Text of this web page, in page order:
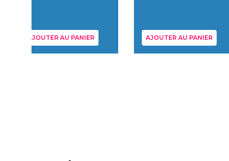
AJOUTER AU PANIER AJOUTER AU PANIER